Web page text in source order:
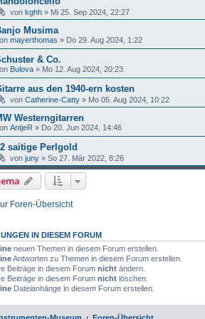
von kghh » Mi 25. Sep 2024, 22:27
Musima
mayerthomas » Do 29. Aug 2024, 1:22
& Co.
Bulova » Mo 12. Aug 2024, 20:23
aus den 1940-ern kosten
von Catherine-Catty » Mo 05. Aug 2024, 10:22
Westerngitarren
AntjeR » Do 20. Jun 2024, 14:46
saitige Perlgold
von juny » So 27. Mär 2022, 8:26
Foren-Übersicht
IN DIESEM FORUM
neuen Themen in diesem Forum erstellen.
Antworten zu Themen in diesem Forum erstellen.
Beiträge in diesem Forum nicht ändern.
Beiträge in diesem Forum nicht löschen.
Dateianhänge in diesem Forum erstellen.